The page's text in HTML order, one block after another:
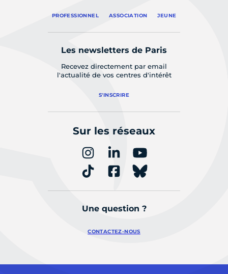
PROFESSIONNEL ASSOCIATION JEUNE
Les newsletters de Paris
Recevez directement par email
l'actualité de vos centres d'intérêt
S'INSCRIRE
Sur les réseaux
Une question ?
CONTACTEZ-NOUS